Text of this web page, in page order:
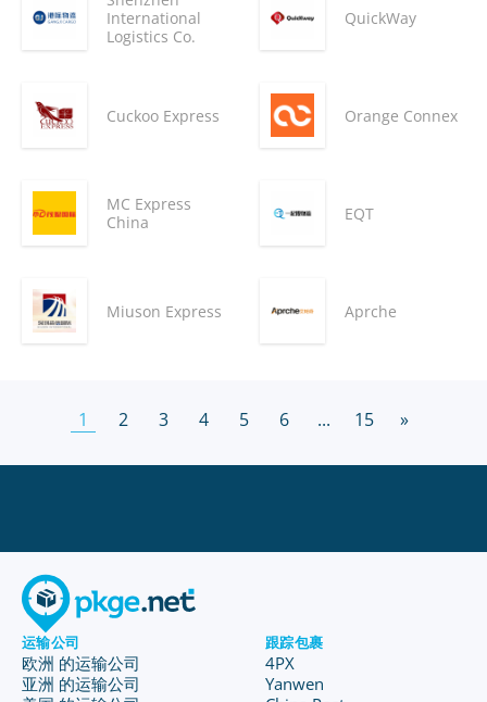
International
Logistics Co.
QuickWay
Cuckoo Express Orange Connex
MC Express
China
EQT
Miuson Express Aprche
1 2 3 4 5 6 ... 15 »
运输公司
欧洲 的运输公司
亚洲 的运输公司
跟踪包裹
4PX
Yanwen